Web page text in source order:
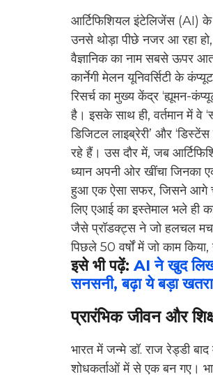
आर्टिफिशियल इंटेलिजेंस (AI)
उनसे थोड़ा पीछे नजर आ रहा
वैज्ञानिक का नाम सबसे ऊपर
कार्नेगी मेलन यूनिवर्सिटी के
रिसर्च का मुख्य केंद्र ‘ह्यूमन-
है। इसके साथ ही, वर्तमान में वे
डिजिटल लाइब्रेरी’ और
रहे हैं। उस दौर में, जब
ध्यान अपनी ओर खींचा जिनका
हुआ एक ऐसा सफर, जिसने आगे
लिए एआई का इस्तेमाल भले ही
जैसे प्रॉडक्ट्स ने जो हलचल
पिछले 50 वर्षों में जो काम
इसे भी पढ़ें: AI ने खुद
सनसनी, बढ़ा ये बड़ा खतरा
प्रारंभिक जीवन और
भारत में जन्मे डॉ. राज रेड्डी
शोधकर्ताओं में से एक बन गए।